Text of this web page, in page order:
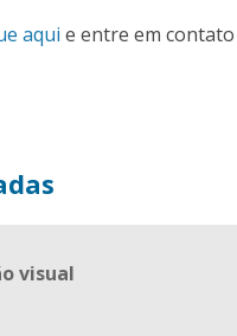
aqui e entre em
visual